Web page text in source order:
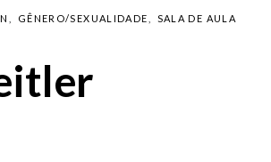
GÊNERO/SEXUALIDADE SALA DE AULA